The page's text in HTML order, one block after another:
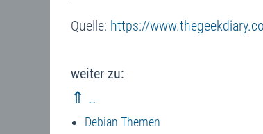
Quelle: https://
weiter zu:
⇑ ..
Debian Themen